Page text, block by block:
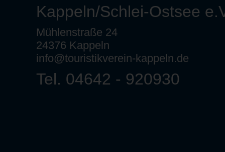
Kappeln/Schlei-Ostsee
Mühlenstraße 24
24376 Kappeln
info@touristikverein-kappeln.de
Tel. 04642 - 920930